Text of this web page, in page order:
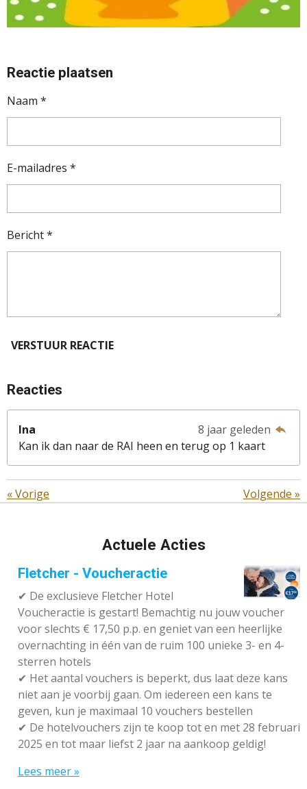
Reactie plaatsen
Naam *
E-mailadres *
Bericht *
VERSTUUR REACTIE
Reacties
Ina
8 jaar geleden
Kan ik dan naar de RAI heen en terug op 1 kaart
«Vorige Volgende »
Actuele Acties
Fletcher - Voucheractie
✔ De exclusieve Fletcher Hotel
Voucheractie is gestart! Bemachtig nu jouw voucher
voor slechts € 17,50 p.p. en geniet van een heerlijke
overnachting in één van de ruim 100 unieke 3- en 4-
sterren hotels
✔ Het aantal vouchers is beperkt, dus laat deze kans
niet aan je voorbij gaan. Om iedereen een kans te
geven, kun je maximaal 10 vouchers bestellen
✔ De hotelvouchers zijn te koop tot en met 28 februari
2025 en tot maar liefst 2 jaar na aankoop geldig!
Lees meer »